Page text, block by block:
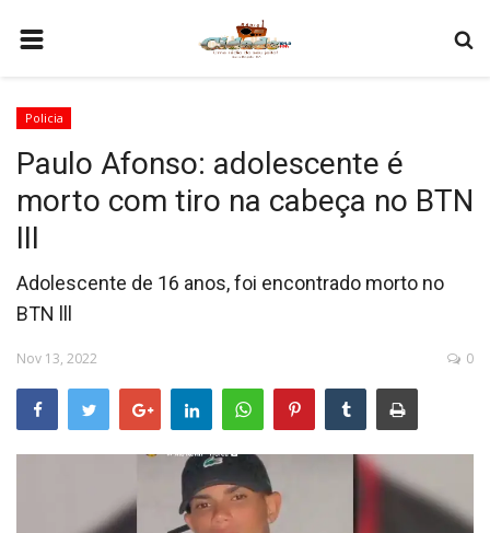
COMO SER PARCEIRO
PROGRAMAÇÃO
QUEM SOMOS
Policia
Paulo Afonso: adolescente é
morto com tiro na cabeça no BTN
III
Adolescente de 16 anos, foi encontrado morto no
BTN lll
Nov 13, 2022 0